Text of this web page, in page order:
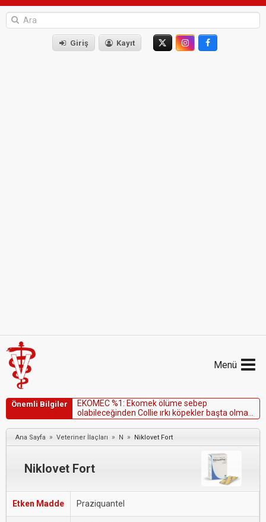
Giriş Kayıt
Menü
Önemli Bilgiler EKOM EC%1: Ekomekö üme sebep
o abi eceğinden Co ie ırkı köpeker başta o ma
üzereköpeklereuygulanmamalıdır.
Ana Sayfa » Veteriner İlaçları » N » Niklovet Fort
Niklovet Fort
Etken Madde Praziquantel